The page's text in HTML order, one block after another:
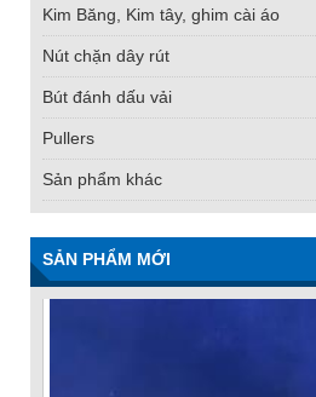
Kim Băng, Kim tây, ghim cài áo
Nút chặn dây rút
Bút đánh dấu vải
Pullers
Sản phẩm khác
SẢN PHẨM MỚI